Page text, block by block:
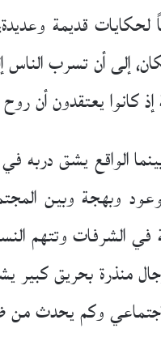
قديمة
إلى أن تسرب
إذ كانوا يعتقدون
الواقع يشق
وبهجة وبين
الشرفات وتتهم
منذرة بحريق كبير
وكم يحدث